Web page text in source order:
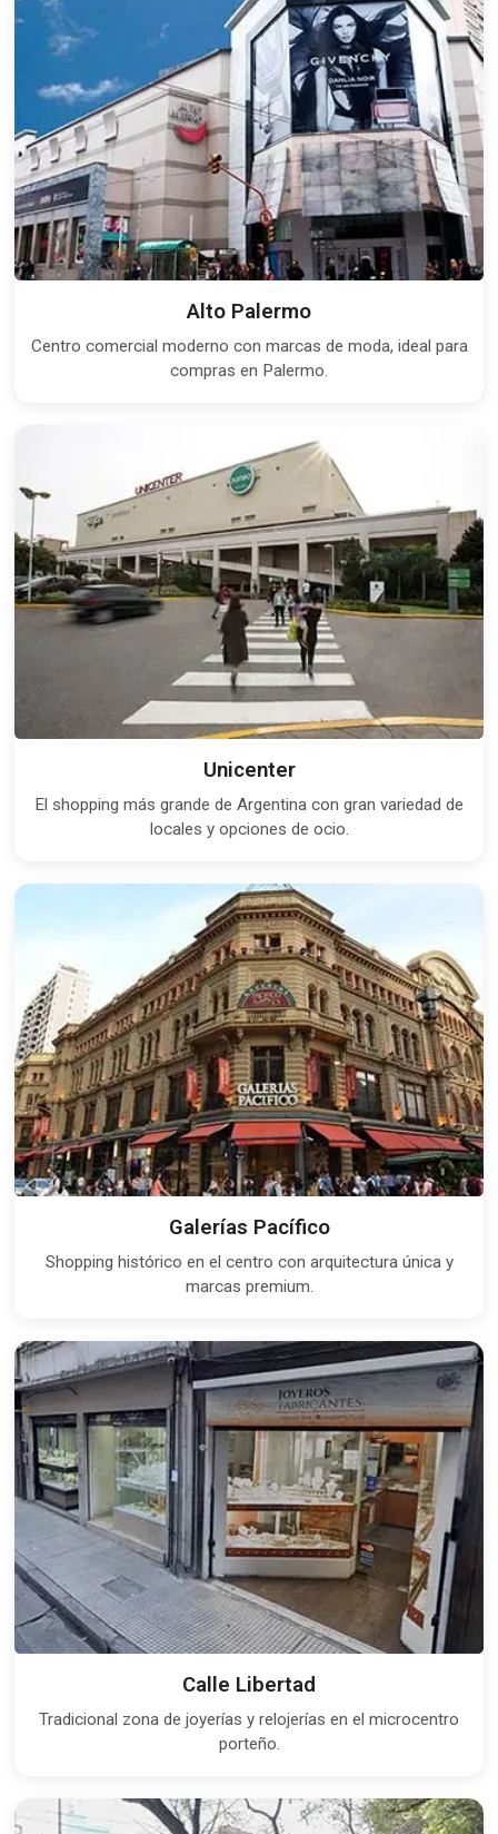
Alto Palermo
Centro comercial moderno con marcas de moda, ideal para
compras en Palermo.
Unicenter
El shopping más grande de Argentina con gran variedad de
locales y opciones de ocio.
Galerías Pacífico
Shopping histórico en el centro con arquitectura única y
marcas premium.
Calle Libertad
Tradicional zona de joyerías y relojerías en el microcentro
porteño.